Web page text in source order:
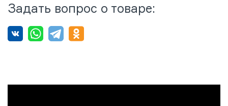
Задать вопрос о товаре: